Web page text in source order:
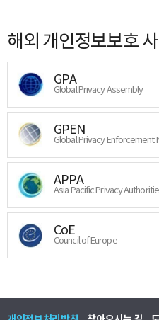
해외 개인정보보호
GPA
Global Privacy Assembly
GPEN
Global Privacy Enforcement
APPA
Asia Pacific Privacy
CoE
Council of Europe